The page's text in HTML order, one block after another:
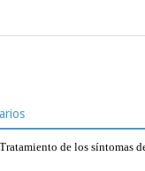
de los síntomas